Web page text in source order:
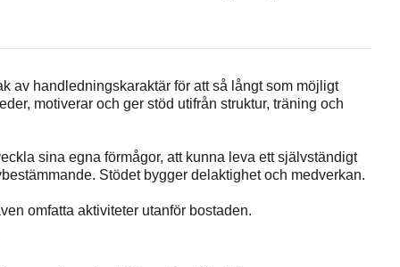
av handledningskaraktär för att så långt som möjligt
motiverar och ger stöd utifrån struktur, träning och
sina egna förmågor, att kunna leva ett självständigt
Stödet bygger delaktighet och medverkan.
omfatta aktiviteter utanför bostaden.